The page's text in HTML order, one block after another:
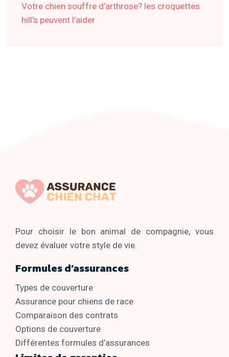
Votre chien souffre d’arthrose? les croquettes
hill’s peuvent l’aider
Pour choisir le bon animal de compagnie, vous
devez évaluer votre style de vie.
Formules d’assurances
Types de couverture
Assurance pour chiens de race
Comparaison des contrats
Options de couverture
Différentes formules d’assurances